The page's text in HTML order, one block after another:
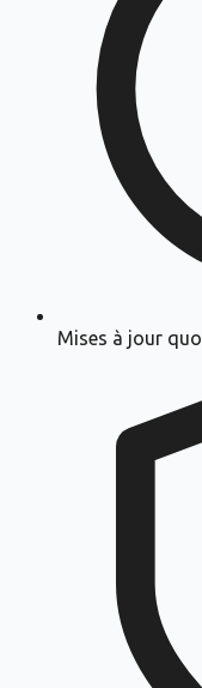
Mises à jour